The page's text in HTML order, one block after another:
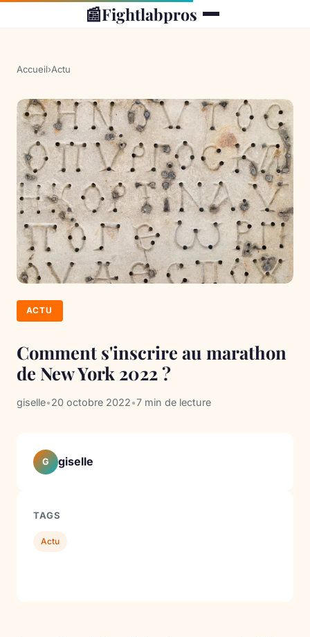
📰Fightlabpros
Accueil›Actu
ACTU
Comment s'inscrire au marathon
de New York 2022 ?
giselle•20 octobre 2022•7 min de lecture
G giselle
TAGS
Actu